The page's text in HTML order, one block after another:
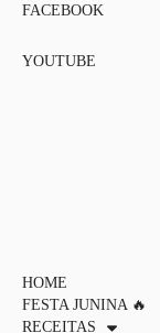
FACEBOOK
YOUTUBE
HOME
FESTA JUNINA 🔥
RECEITAS